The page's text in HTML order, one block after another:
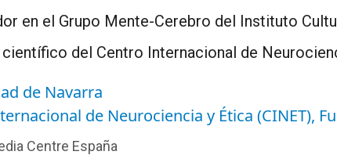
en el Grupo Mente-Cerebro del Instituto
del Centro Internacional de
de Navarra
de Neurociencia y Ética (CINET),
Centre España